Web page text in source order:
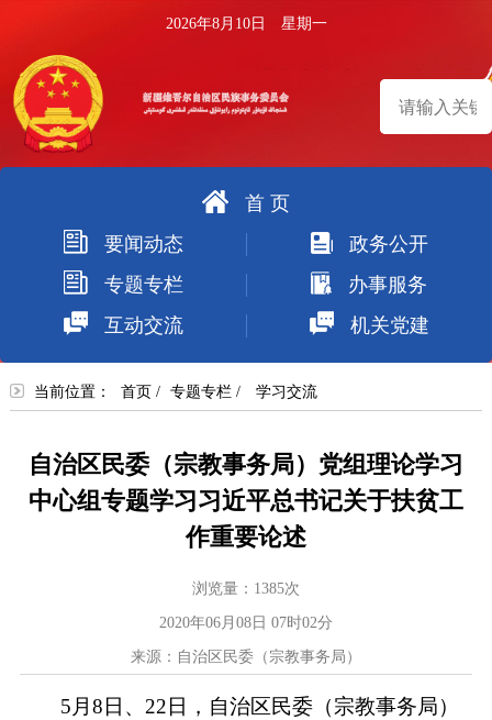
2026年8月10日 星期一
索
首 页
要闻动态
政务公开
专题专栏
办事服务
互动交流
机关党建
当前位置： 首页 / 专题专栏/ 学习交流
自治区民委（宗教事务局）党组理论学习
中心组专题学习习近平总书记关于扶贫工
作重要论述
浏览量： 1385次
2020年06月08日 07时02分
来源：自治区民委（宗教事务局）
5月8日、22日，自治区民委（宗教事务局）